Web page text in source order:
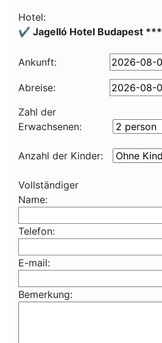
Hotel:
✔️ Jagelló Hotel Budapest ***
Ankunft:
Abreise:
Zahl der
Erwachsenen:
Anzahl der Kinder:
Vollständiger
Name:
Telefon:
E-mail:
Bemerkung: